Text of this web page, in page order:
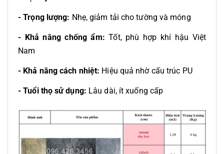
- Trọng lượng: Nhẹ, giảm tải cho tường và móng
- Khả năng chống ẩm: Tốt, phù hợp khí hậu Việt
Nam
- Khả năng cách nhiệt: Hiệu quả nhờ cấu trúc PU
- Tuổi thọ sử dụng: Lâu dài, ít xuống cấp